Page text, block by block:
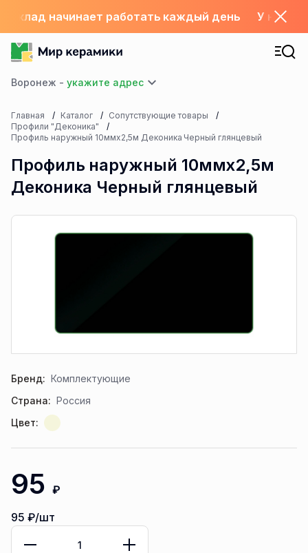
склад начинает работать каждый день У нас с
Воронеж -
Главная Каталог
Сопутствующие товары
Профили "Деконика"
Профиль наружный 10ммх2,5м Деконика Черный глянцевый
Профиль наружный 10ммх2,5м
Деконика Черный глянцевый
Бренд: Комплектующие
Страна: Россия
Цвет:
95 ₽
95 ₽/шт